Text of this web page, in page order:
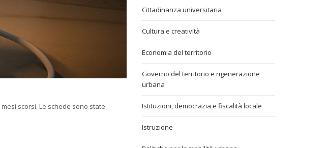
scorsi. Le schede sono state
Cittadinanza universitaria
Cultura e creatività
Economia del territorio
Governo del territorio e rigenerazione
urbana
Istituzioni, democrazia e fiscalità locale
Istruzione